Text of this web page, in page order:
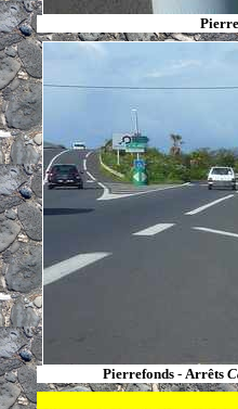
Pierrefonds -Arrêts